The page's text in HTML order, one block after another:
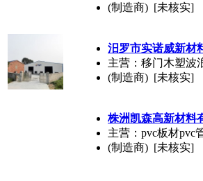
(制造商) [未核实]
汨罗市实诺威新材
主营：移门木塑波
(制造商) [未核实]
株洲凯森高新材料
主营：pvc板材pvc
(制造商) [未核实]